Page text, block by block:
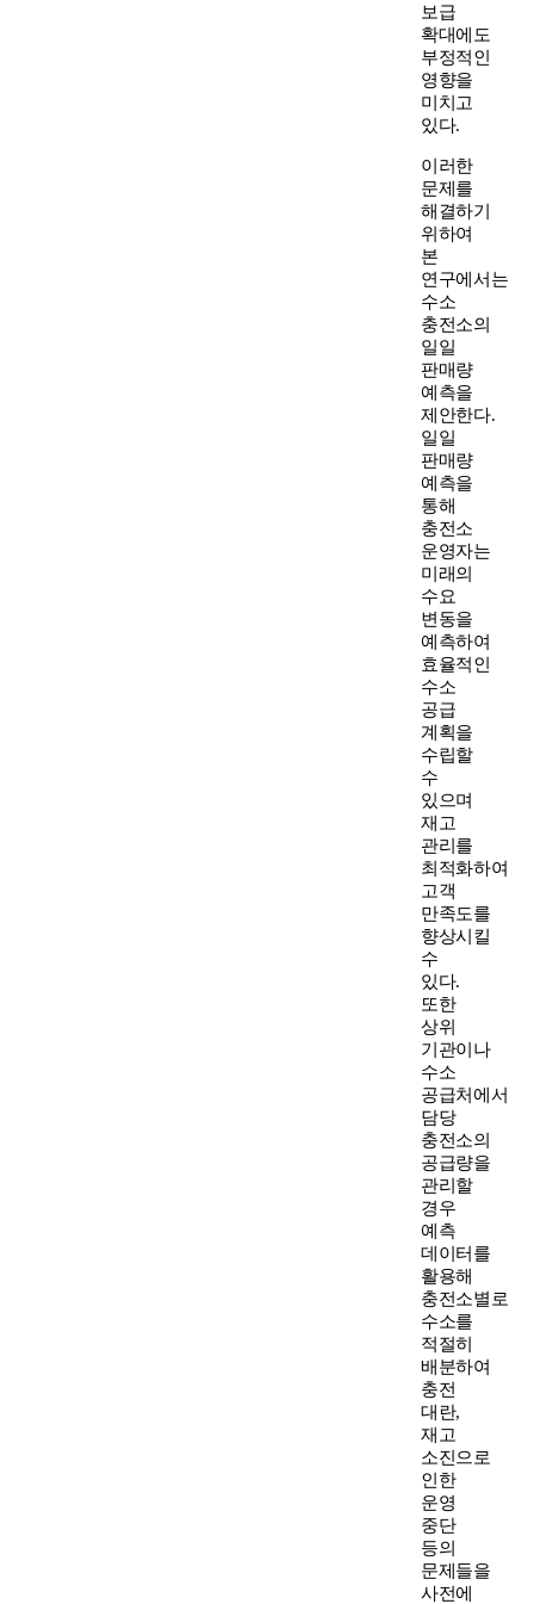
보급
확대에도
부정적인
영향을
미치고
있다.
이러한
문제를
해결하기
위하여
본
연구에서는
수소
충전소의
일일
판매량
예측을
제안한다.
일일
판매량
예측을
통해
충전소
운영자는
미래의
수요
변동을
예측하여
효율적인
수소
공급
계획을
수립할
수
있으며
재고
관리를
최적화하여
고객
만족도를
향상시킬
수
있다.
또한
상위
기관이나
수소
공급처에서
담당
충전소의
공급량을
관리할
경우
예측
데이터를
활용해
충전소별로
수소를
적절히
배분하여
충전
대란,
재고
소진으로
인한
운영
중단
등의
문제들을
사전에